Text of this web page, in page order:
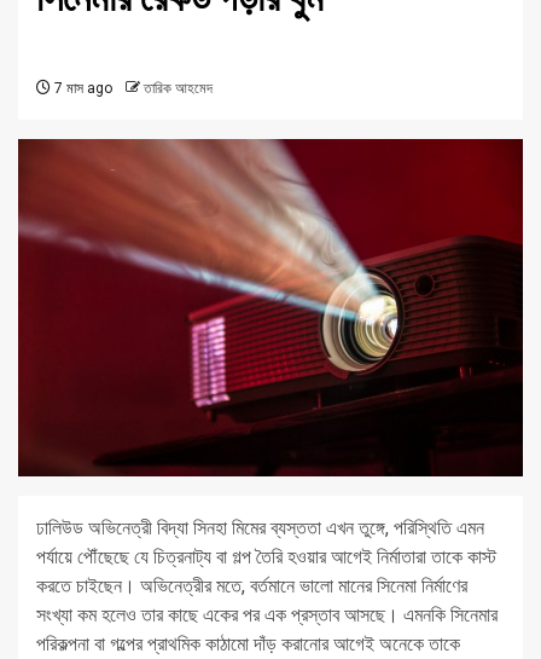
7 মাস ago তারিক আহমেদ
ঢালিউড অভিনেত্রী বিদ্যা সিনহা মিমের ব্যস্ততা এখন তুঙ্গে, পরিস্থিতি এমন
পর্যায়ে পৌঁছেছে যে চিত্রনাট্য বা গল্প তৈরি হওয়ার আগেই নির্মাতারা তাকে কাস্ট
করতে চাইছেন। অভিনেত্রীর মতে, বর্তমানে ভালো মানের সিনেমা নির্মাণের
সংখ্যা কম হলেও তার কাছে একের পর এক প্রস্তাব আসছে। এমনকি সিনেমার
পরিকল্পনা বা গল্পের প্রাথমিক কাঠামো দাঁড় করানোর আগেই অনেকে তাকে